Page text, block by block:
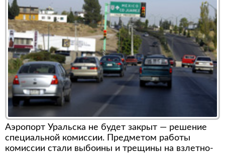
Аэропорт Уральска не будет закрыт — решение
специальной комиссии. Предметом работы
комиссии стали выбоины и трещины на взлетно-